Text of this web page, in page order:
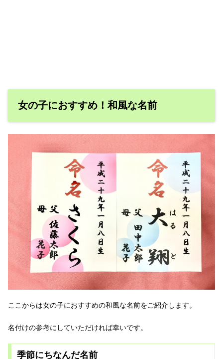
女の子におすすめ！和風な名前
ここからは女の子におすすめの和風な名前をご紹介します。
名付けの参考にしていただければ幸いです。
季節にちなんだ名前